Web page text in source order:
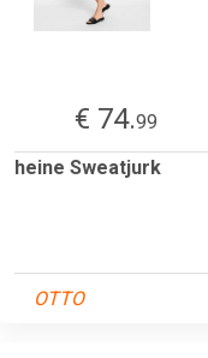
€ 74.99
heine Sweatjurk
OTTO